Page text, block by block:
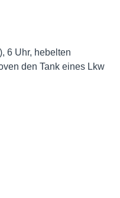
6 Uhr, hebelten
den Tank eines Lkw